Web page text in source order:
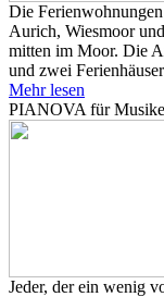
Die
Aurich, Wiesmoor
mitten im Moor. Die
und zwei
Mehr lesen
PIANOVA für
Jeder, der ein wenig